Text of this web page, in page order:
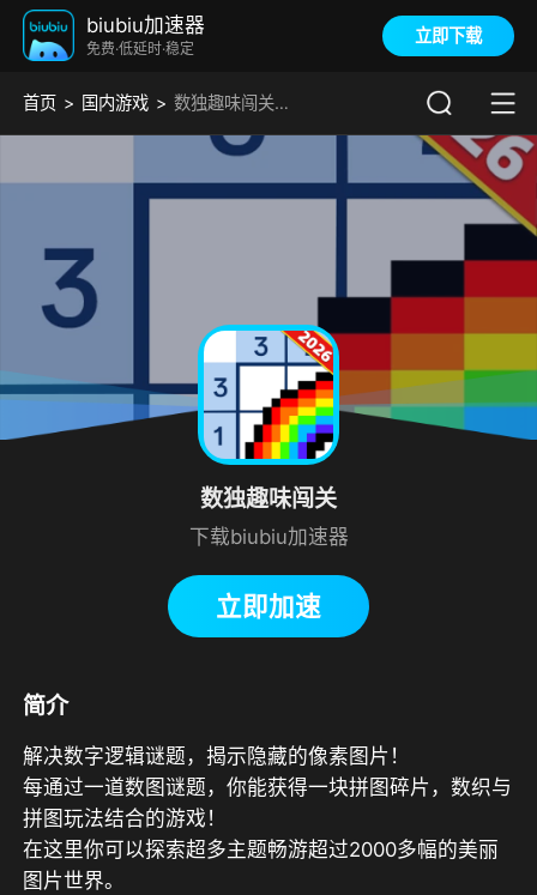
biubiu加速器
免费·低延时·稳定
立即下载
首页 国内游戏 数独趣味闯关加速器
数独趣味闯关
下载biubiu加速器
立即加速
简介
解决数字逻辑谜题，揭示隐藏的像素图片！
每通过一道数图谜题，你能获得一块拼图碎片，数织与
拼图玩法结合的游戏！
在这里你可以探索超多主题畅游超过2000多幅的美丽
图片世界。